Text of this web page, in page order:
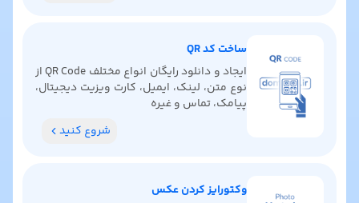
ساخت کد QR
ایجاد و دانلود رایگان انواع مختلف QR Code از
نوع متن، لینک، ایمیل، کارت ویزیت دیجیتال،
پیامک، تماس و غیره
شروع کنید
وکتورایز کردن عکس